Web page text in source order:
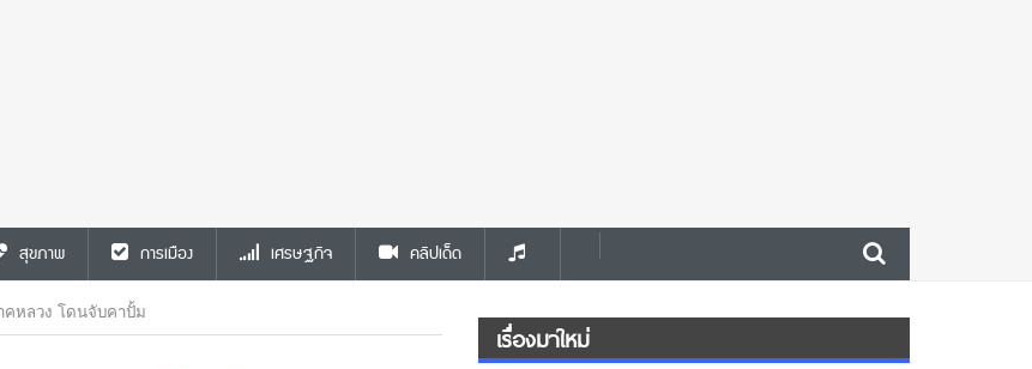
สุขภาพ การเมือง เศรษฐกิจ คลิปเด็ด
คหลวง โดนจับคาปั้ม
เรื่องมาใหม่